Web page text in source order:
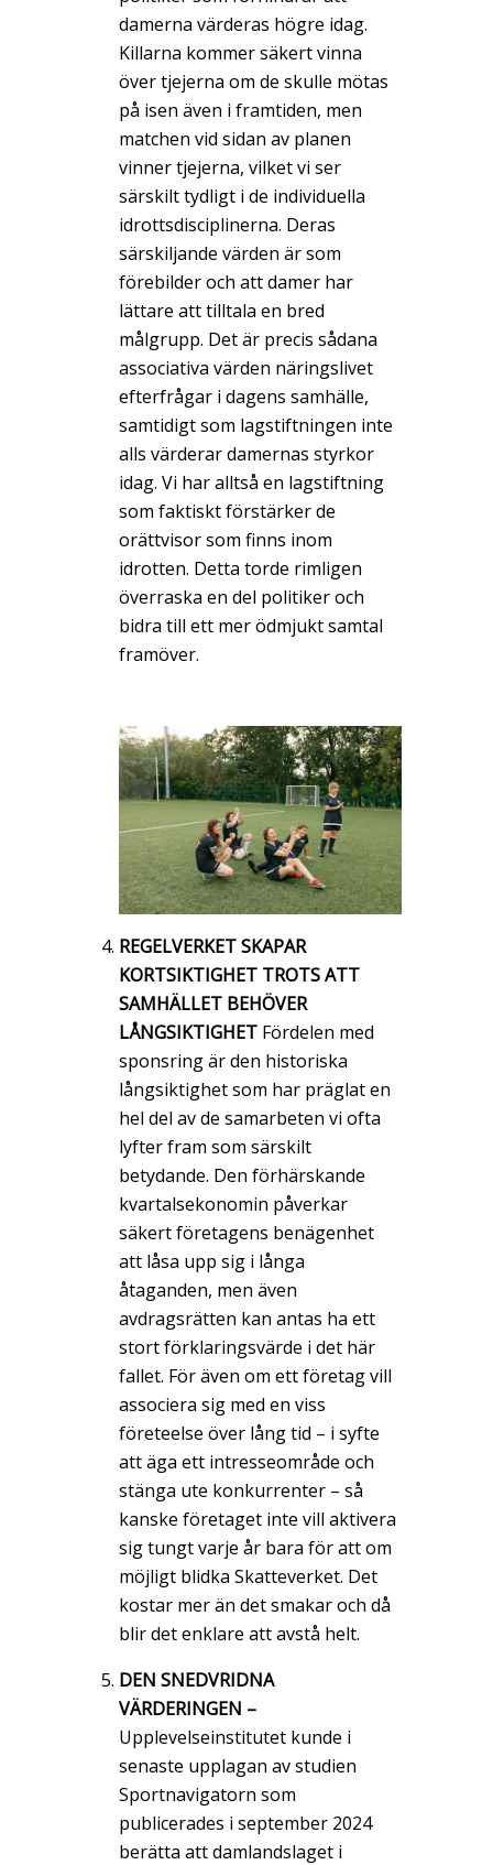
damerna värderas högre idag.
Killarna kommer säkert vinna
över tjejerna om de skulle mötas
på isen även i framtiden, men
matchen vid sidan av planen
vinner tjejerna, vilket vi ser
särskilt tydligt i de individuella
idrottsdisciplinerna. Deras
särskiljande värden är som
förebilder och att damer har
lättare att tilltala en bred
målgrupp. Det är precis sådana
associativa värden näringslivet
efterfrågar i dagens samhälle,
samtidigt som lagstiftningen inte
alls värderar damernas styrkor
idag. Vi har alltså en lagstiftning
som faktiskt förstärker de
orättvisor som finns inom
idrotten. Detta torde rimligen
överraska en del politiker och
bidra till ett mer ödmjukt samtal
framöver.
REGELVERKET SKAPAR
KORTSIKTIGHET TROTS ATT
SAMHÄLLET BEHÖVER
LÅNGSIKTIGHET Fördelen med
sponsring är den historiska
långsiktighet som har präglat en
hel del av de samarbeten vi ofta
lyfter fram som särskilt
betydande. Den förhärskande
kvartalsekonomin påverkar
säkert företagens benägenhet
att låsa upp sig i långa
åtaganden, men även
avdragsrätten kan antas ha ett
stort förklaringsvärde i det här
fallet. För även om ett företag vill
associera sig med en viss
företeelse över lång tid – i syfte
att äga ett intresseområde och
stänga ute konkurrenter – så
kanske företaget inte vill aktivera
sig tungt varje år bara för att om
möjligt blidka Skatteverket. Det
kostar mer än det smakar och då
blir det enklare att avstå helt.
DEN SNEDVRIDNA
VÄRDERINGEN –
Upplevelseinstitutet kunde i
senaste upplagan av studien
Sportnavigatorn som
publicerades i september 2024
berätta att damlandslaget i